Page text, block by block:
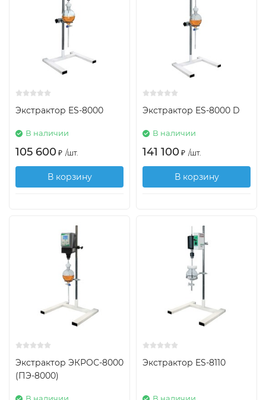
Экстрактор ES-8000
В наличии
105 600 ₽ /шт.
В корзину
Экстрактор ES-8000 D
В наличии
141 100 ₽ /шт.
В корзину
Экстрактор ЭКРОС-8000
(ПЭ-8000)
Экстрактор ES-8110